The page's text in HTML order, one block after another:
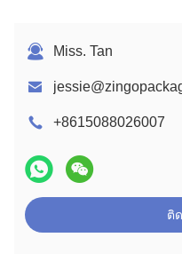
Miss. Tan
+8615088026007
ติ